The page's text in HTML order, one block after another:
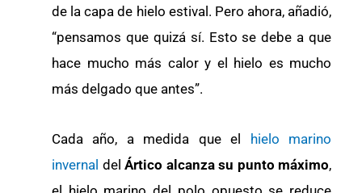
de la capa de hielo estival. Pero ahora, añadió,
“pensamos que quizá sí. Esto se debe a que
hace mucho más calor y el hielo es mucho
más delgado que antes”.
Cada año, a medida que el hielo marino
invernal del Ártico alcanza su punto máximo,